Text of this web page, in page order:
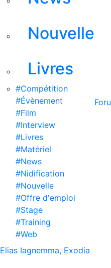
Nouvelle
Livres
#Compétition
#Évènement
#Film
#Interview
#Livres
#Matériel
#News
#Nidification
#Nouvelle
#Offre d'emploi
#Stage
#Training
#Web
Elias Iagnemma, Exodia